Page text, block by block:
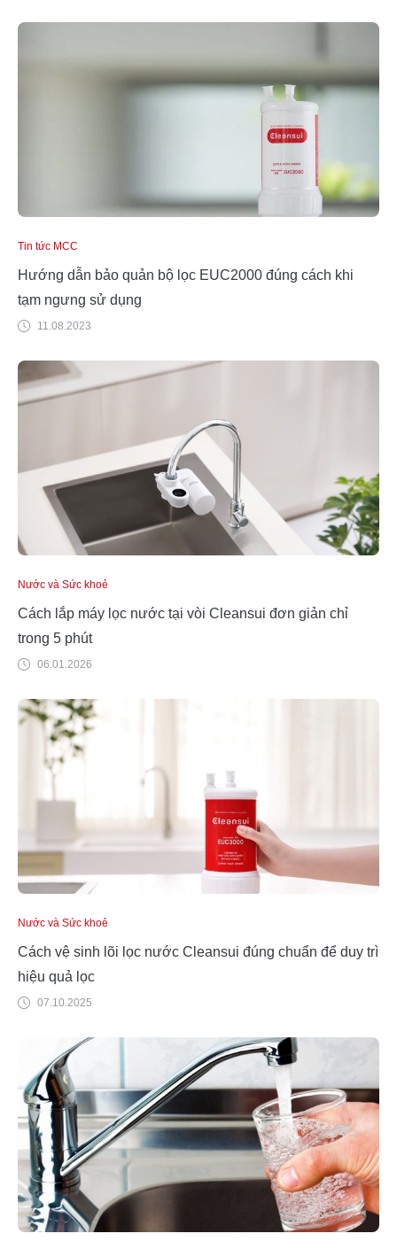
Tin tức MCC
Hướng dẫn bảo quản bộ lọc EUC2000 đúng cách khi
tạm ngưng sử dụng
11.08.2023
Nước và Sức khoẻ
Cách lắp máy lọc nước tại vòi Cleansui đơn giản chỉ
trong 5 phút
06.01.2026
Nước và Sức khoẻ
Cách vệ sinh lõi lọc nước Cleansui đúng chuẩn để duy trì
hiệu quả lọc
07.10.2025